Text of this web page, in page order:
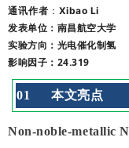
通讯作者 ： Xibao Li
发表单位：南昌航空大学
实验方向：光电催化制氢
影响因子：24.319
01 本文亮点
Non-noble-metallic